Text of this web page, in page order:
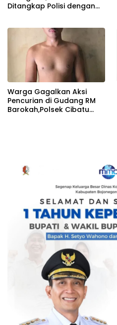
Ditangkap Polisi dengan
Warga Gagalkan Aksi
Pencurian di Gudang RM
Barokah,Polsek Cibatu